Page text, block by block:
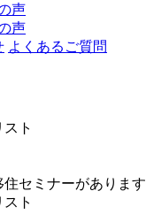
声
声
よくあるご質問
住セミナーがあります